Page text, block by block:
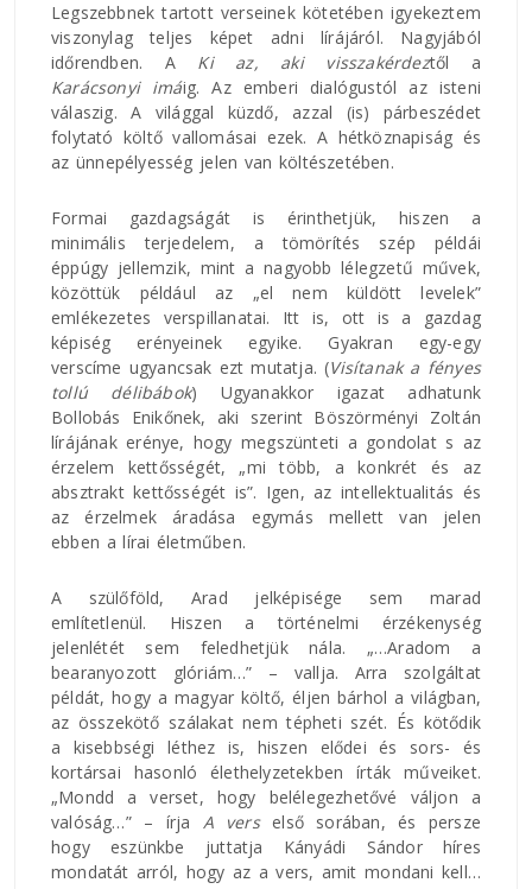
Legszebbnek tartott verseinek kötetében igyekeztem
viszonylag teljes képet adni lírájáról. Nagyjából
időrendben. A Ki az, aki visszakérdeztől a
Karácsonyi imáig. Az emberi dialógustól az isteni
válaszig. A világgal küzdő, azzal (is) párbeszédet
folytató költő vallomásai ezek. A hétköznapiság és
az ünnepélyesség jelen van költészetében.
Formai gazdagságát is érinthetjük, hiszen a
minimális terjedelem, a tömörítés szép példái
éppúgy jellemzik, mint a nagyobb lélegzetű művek,
közöttük például az „el nem küldött levelek”
emlékezetes verspillanatai. Itt is, ott is a gazdag
képiség erényeinek egyike. Gyakran egy-egy
verscíme ugyancsak ezt mutatja. (Visítanak a fényes
tollú délibábok) Ugyanakkor igazat adhatunk
Bollobás Enikőnek, aki szerint Böszörményi Zoltán
lírájának erénye, hogy megszünteti a gondolat s az
érzelem kettősségét, „mi több, a konkrét és az
absztrakt kettősségét is”. Igen, az intellektualitás és
az érzelmek áradása egymás mellett van jelen
ebben a lírai életműben.
A szülőföld, Arad jelképisége sem marad
említetlenül. Hiszen a történelmi érzékenység
jelenlétét sem feledhetjük nála. „…Aradom a
bearanyozott glóriám…” – vallja. Arra szolgáltat
példát, hogy a magyar költő, éljen bárhol a világban,
az összekötő szálakat nem tépheti szét. És kötődik
a kisebbségi léthez is, hiszen elődei és sors- és
kortársai hasonló élethelyzetekben írták műveiket.
„Mondd a verset, hogy belélegezhetővé váljon a
valóság…” – írja A verselső sorában, és persze
hogy eszünkbe juttatja Kányádi Sándor híres
mondatát arról, hogy az a vers, amit mondani kell…